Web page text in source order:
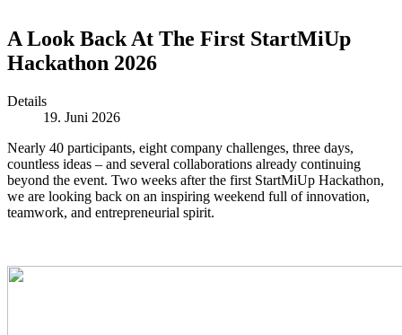
A Look Back At The First StartMiUp
Hackathon 2026
Details
19. Juni 2026
Nearly 40 participants, eight company challenges, three days,
countless ideas – and several collaborations already continuing
beyond the event. Two weeks after the first StartMiUp Hackathon,
we are looking back on an inspiring weekend full of innovation,
teamwork, and entrepreneurial spirit.